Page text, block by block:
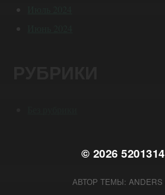
© 2026
АВТОР ТЕМЫ: ANDERS